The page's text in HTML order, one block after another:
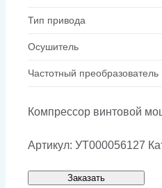
Тип привода
Осушитель
Частотный преобразователь
Компрессор винтовой
Артикул: УТ000056127
Заказать